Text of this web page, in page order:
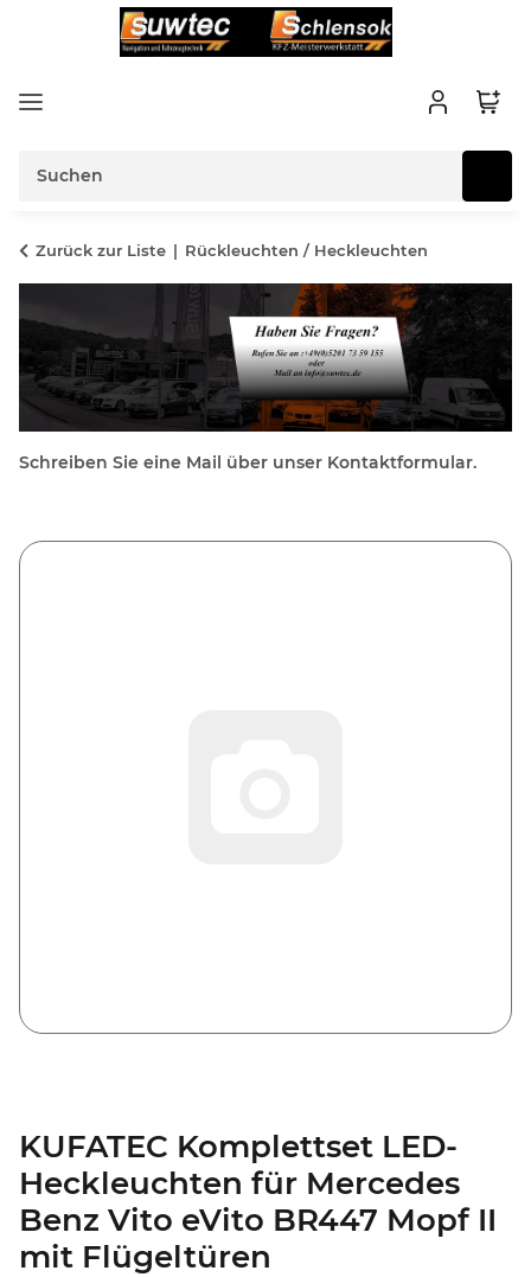
Zurück zur Liste Rückleuchten / Heckleuchten
Schreiben Sie eine Mail über unser Kontaktformular.
KUFATEC Komplettset LED-
Heckleuchten für Mercedes
Benz Vito eVito BR447 Mopf II
mit Flügeltüren